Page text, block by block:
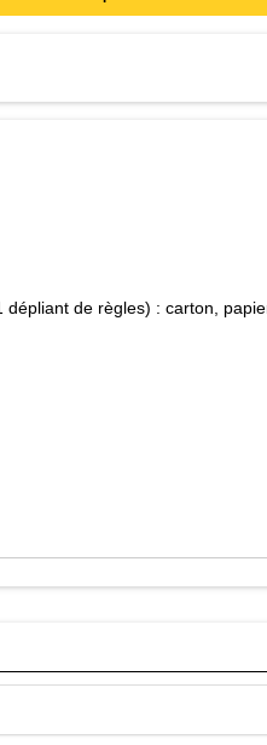
de règles) : carton,
Une liste est
des réponses qui commencent
ses cartes gagnent. Aussi